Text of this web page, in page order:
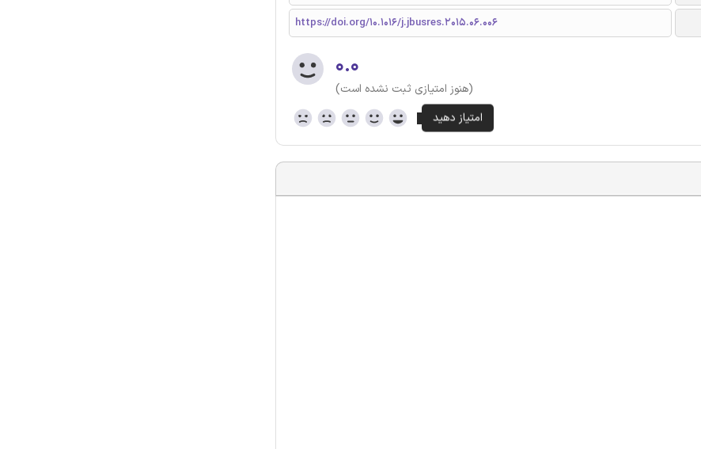
https://doi.org/10.1016/j.jbusres.2015.06.006
۰.۰
(هنوز امتیازی ثبت نشده است)